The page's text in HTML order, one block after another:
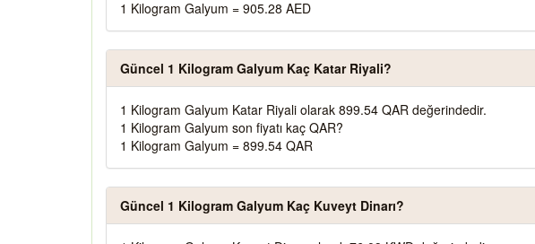
1 Kilogram Galyum = 905.28 AED
Güncel 1 Kilogram Galyum Kaç Katar Riyali?
1 Kilogram Galyum Katar Riyali olarak 899.54 QAR değerindedir.
1 Kilogram Galyum son fiyatı kaç QAR?
1 Kilogram Galyum = 899.54 QAR
Güncel 1 Kilogram Galyum Kaç Kuveyt Dinarı?